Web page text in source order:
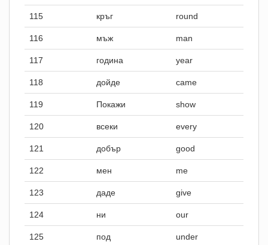
115 кръг round
116 мъж man
117 година year
118 дойде came
119 Покажи show
120 всеки every
121 добър good
122 мен me
123 даде give
124 ни our
125 под under